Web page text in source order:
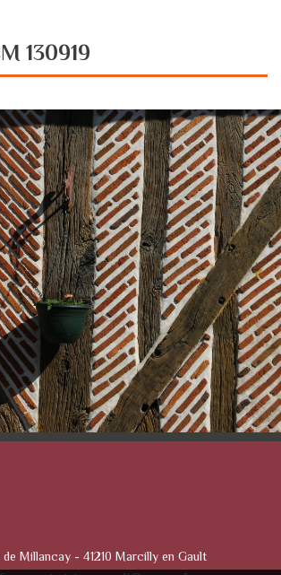
130919
Millancay - 41210 Marcilly en Gault